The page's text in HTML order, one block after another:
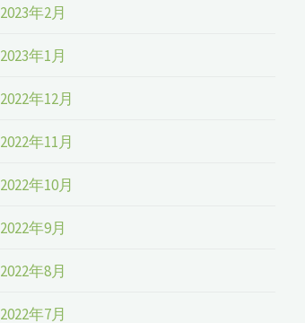
2023年2月
2023年1月
2022年12月
2022年11月
2022年10月
2022年9月
2022年8月
2022年7月